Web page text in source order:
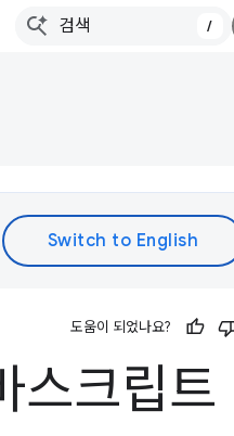
/
도움이 되었나요?
스크립트